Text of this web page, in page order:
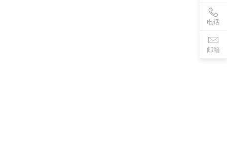
电话
邮箱